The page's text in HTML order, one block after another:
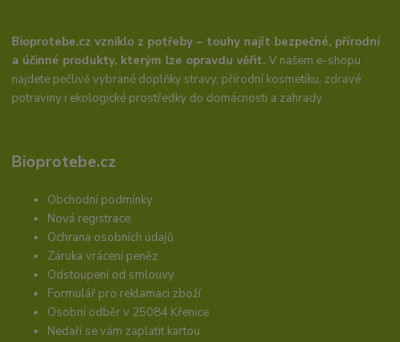
Bioprotebe.cz vzniklo z potřeby – touhy najít bezpečné, přírodní
a účinné produkty, kterým lze opravdu věřit.V našem e-shopu
najdete pečlivě vybrané doplňky stravy, přírodní kosmetiku, zdravé
potraviny i ekologické prostředky do domácnosti a zahrady.
Bioprotebe.cz
Obchodní podmínky
Nová registrace
Ochrana osobních údajů
Záruka vrácení peněz
Odstoupení od smlouvy
Formulář pro reklamaci zboží
Osobní odběr v 25084 Křenice
Nedaří se vám zaplatit kartou